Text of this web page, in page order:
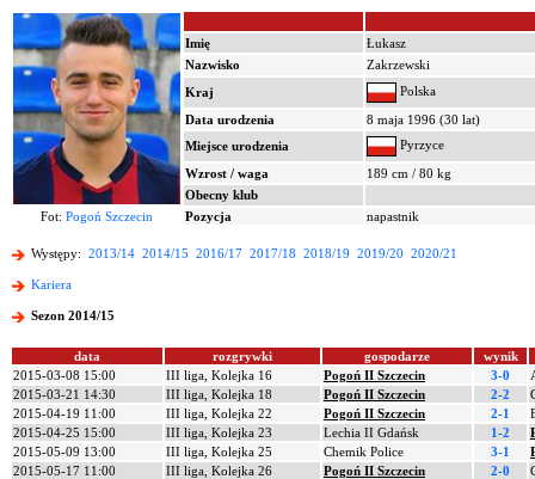
Imię
Łukasz
Nazwisko
Zakrzewski
Kraj
Polska
Data urodzenia
8 maja 1996 (30 lat)
Miejsce urodzenia
Pyrzyce
Wzrost / waga
189 cm / 80 kg
Obecny klub
Fot: Pogoń Szczecin Pozycja napastnik
Występy: 2013/14 2014/15 2016/17 2017/18 2018/19 2019/20 2020/21
Kariera
Sezon 2014/15
data rozgrywki gospodarze
wynik
2015-03-08 15:00
III liga, Kolejka 16 Pogoń II Szczecin 3-0
2015-03-21 14:30
III liga, Kolejka 18 Pogoń II Szczecin 2-2
2015-04-19 11:00
III liga, Kolejka 22 Pogoń II Szczecin 2-1
2015-04-25 15:00
III liga, Kolejka 23 Lechia II Gdańsk 1-2
2015-05-09 13:00
III liga, Kolejka 25 Chemik Police 3-1
2015-05-17 11:00
III liga, Kolejka 26 Pogoń II Szczecin 2-0